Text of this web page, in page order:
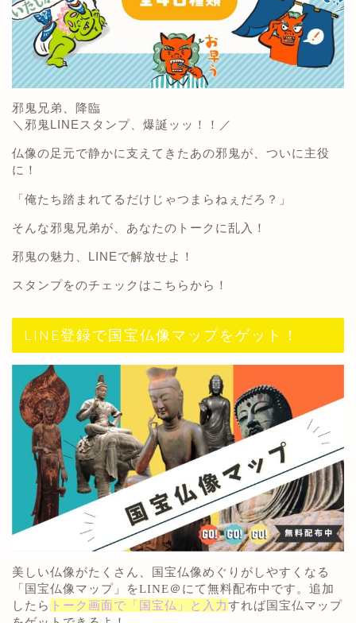
邪鬼兄弟、降臨
＼邪鬼LINEスタンプ、爆誕ッッ！！／
仏像の足元で静かに支えてきたあの邪鬼が、ついに主役
に！
「俺たち踏まれてるだけじゃつまらねぇだろ？」
そんな邪鬼兄弟が、あなたのトークに乱入！
邪鬼の魅力、LINEで解放せよ！
スタンプをのチェックは こちらから ！
LINE登録で国宝仏像マップをゲット！
美しい仏像がたくさん
、国宝仏像めぐりがしやすくなる
「国宝仏像マップ 」をLINE＠にて無料配布中 です。追加
したら トーク画面で「国宝仏」と入力すれば国宝仏マップ